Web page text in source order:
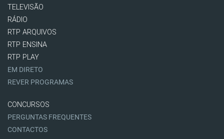
TELEVISÃO
RÁDIO
RTP ARQUIVOS
RTP ENSINA
RTP PLAY
EM DIRETO
REVER PROGRAMAS
CONCURSOS
PERGUNTAS FREQUENTES
CONTACTOS